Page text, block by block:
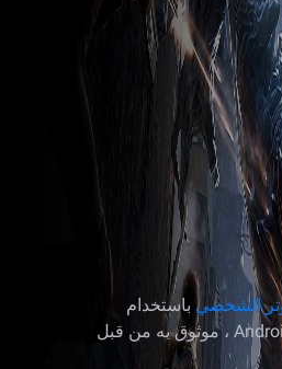
باستخدام
BlueStacks - نظام ألعاب Android ، موثوق به من قبل